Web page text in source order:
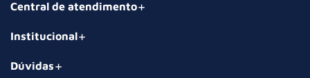
Central de atendimento
Institucional
Dúvidas